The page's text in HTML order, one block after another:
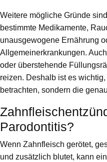
Weitere mögliche Gründe
bestimmte Medikamente,
unausgewogene Ernährung
Allgemeinerkrankungen.
oder überstehende
reizen. Deshalb ist es
betrachten, sondern die
Parodontitis?
Wenn Zahnfleisch gerötet,
und zusätzlich blutet, kann